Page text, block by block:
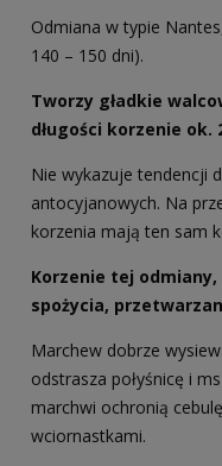
Odmiana w typie
140 – 150 dni).
Tworzy gładkie
długości korzenie ok.
Nie wykazuje tendencji
antocyjanowych. Na
korzenia mają ten sam
Korzenie tej
spożycia,
Marchew dobrze
odstrasza połyśnicę i
marchwi ochronią
wciornastkami.